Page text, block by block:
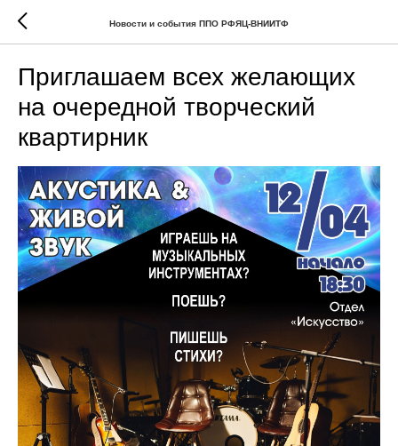
Новости и события ППО РФЯЦ-ВНИИТФ
Приглашаем всех желающих
на очередной творческий
квартирник